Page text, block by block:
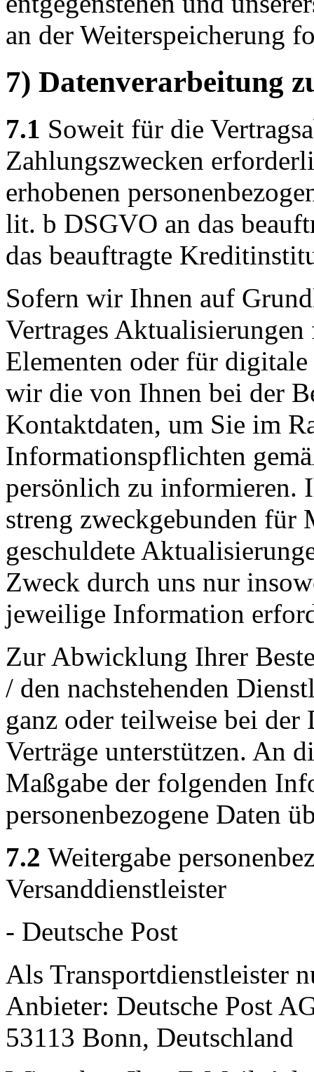
an der Weiterspeicherung
7) Datenverarbeitung
7.1 Soweit für die
Zahlungszwecken
erhobenen
lit. b DSGVO an das
das beauftragte
Sofern wir Ihnen auf
Vertrages
Elementen oder für
wir die von Ihnen bei der
Kontaktdaten, um Sie im
Informationspflichten
persönlich zu informieren.
streng zweckgebunden
geschuldete
Zweck durch uns nur
jeweilige Information
Zur Abwicklung Ihrer
/ den nachstehenden
ganz oder teilweise bei der
Verträge unterstützen. An
Maßgabe der folgenden
personenbezogene Daten
7.2 Weitergabe
Versanddienstleister
- Deutsche Post
Als Transportdienstleister
Anbieter: Deutsche Post
53113 Bonn, Deutschland